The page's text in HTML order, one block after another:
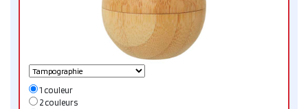
1 couleur
2 couleurs